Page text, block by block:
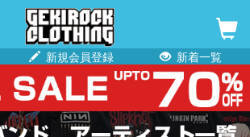
新規会員登録 新着一覧